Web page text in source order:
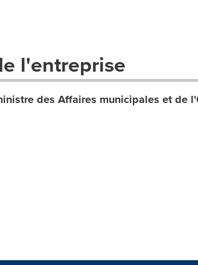
l'entreprise
des Affaires municipales et de